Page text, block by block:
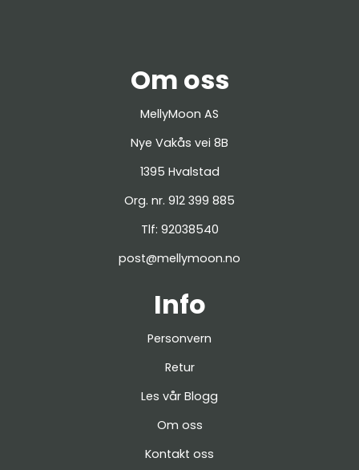
Om oss
MellyMoon AS
Nye Vakås vei 8B
1395 Hvalstad
Org. nr. 912 399 885
Tlf: 92038540
post@mellymoon.no
Info
Personvern
Retur
Les vår Blogg
Om oss
Kontakt oss